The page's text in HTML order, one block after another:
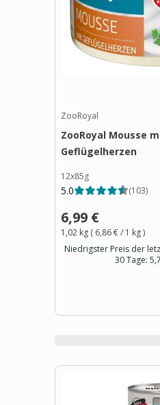
ZooRoyal
ZooRoyal Mousse
Geflügelherzen
12x85g
5.0 (103)
6,99 €
1,02 kg ( 6,86 €/ 1 kg)
Niedrigster Preis der
30 Tage: